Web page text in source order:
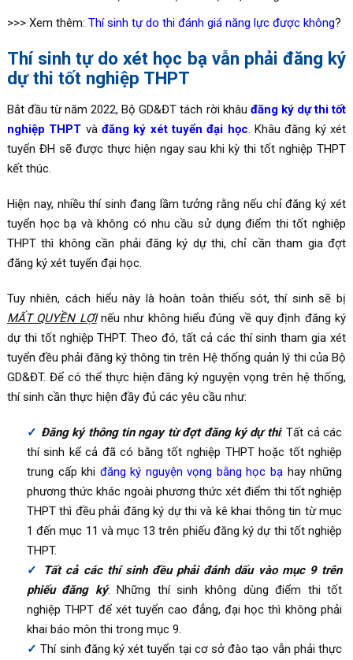
>>> Xem thêm: Thí sinh tự do thi đánh giá năng lực được không?
Thí sinh tự do xét học bạ vẫn phải đăng ký
dự thi tốt nghiệp THPT
Bắt đầu từ năm 2022, Bộ GD&ĐT tách rời khâu đăng ký dự thi tốt
nghiệp THPT và đăng ký xét tuyển đại học. Khâu đăng ký xét
tuyển ĐH sẽ được thực hiện ngay sau khi kỳ thi tốt nghiệp THPT
kết thúc.
Hiện nay, nhiều thí sinh đang lầm tưởng rằng nếu chỉ đăng ký xét
tuyển học bạ và không có nhu cầu sử dụng điểm thi tốt nghiệp
THPT thì không cần phải đăng ký dự thi, chỉ cần tham gia đợt
đăng ký xét tuyển đại học.
Tuy nhiên, cách hiểu này là hoàn toàn thiếu sót, thí sinh sẽ bị
MẤT QUYỀN LỢInếu như không hiểu đúng về quy định đăng ký
dự thi tốt nghiệp THPT. Theo đó, tất cả các thí sinh tham gia xét
tuyển đều phải đăng ký thông tin trên Hệ thống quản lý thi của Bộ
GD&ĐT. Để có thể thực hiện đăng ký nguyện vọng trên hệ thống,
thí sinh cần thực hiện đầy đủ các yêu cầu như:
Đăng ký thông tin ngay từ đợt đăng ký dự thi: Tất cả các
thí sinh kể cả đã có bằng tốt nghiệp THPT hoặc tốt nghiệp
trung cấp khi đăng ký nguyện vọng bằng học bạhay những
phương thức khác ngoài phương thức xét điểm thi tốt nghiệp
THPT thì đều phải đăng ký dự thi và kê khai thông tin từ mục
1 đến mục 11 và mục 13 trên phiếu đăng ký dự thi tốt nghiệp
THPT.
Tất cả các thí sinh đều phải đánh dấu vào mục 9 trên
phiếu đăng ký: Những thí sinh không dùng điểm thi tốt
nghiệp THPT để xét tuyển cao đẳng, đại học thì không phải
khai báo môn thi trong mục 9.
Thí sinh đăng ký xét tuyển tại cơ sở đào tạo vẫn phải thực